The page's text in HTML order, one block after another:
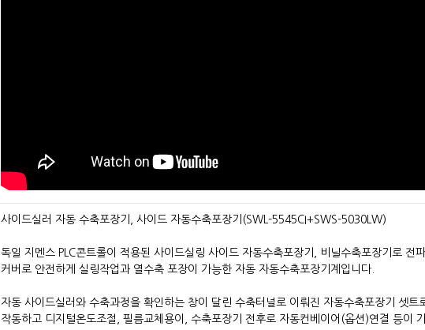
사이드실러 자동 수축포장기, 사이드 자동수축포장기(SWL-5545CI+SWS-5030LW)
독일 지멘스 PLC콘트롤이 적용된 사이드실링 사이드 자동수축포장기, 비닐수축포장기로
커버로 안전하게 실링작업과 열수축 포장이 가능한 자동 자동수축포장기계입니다.
자동 사이드실러와 수축과정을 확인하는 창이 달린 수축터널로 이뤄진 자동수축포장기 셋
작동하고 디지털온도조절, 필름교체용이, 수축포장기 전후로 자동컨베이어(옵션)연결 등이